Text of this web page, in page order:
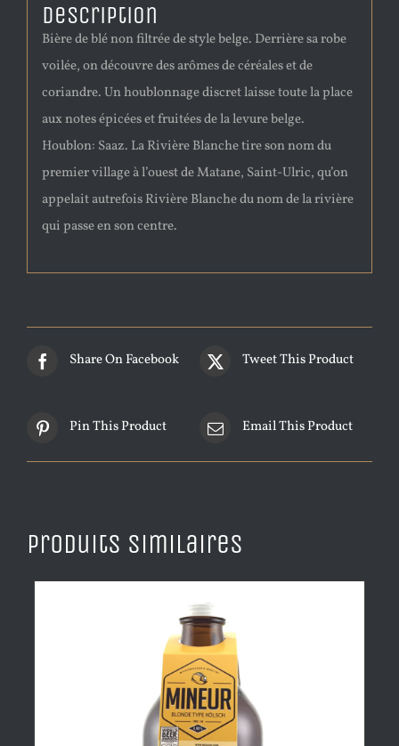
Description
Bière de blé non filtrée de style belge. Derrière sa robe
voilée, on découvre des arômes de céréales et de
coriandre. Un houblonnage discret laisse toute la place
aux notes épicées et fruitées de la levure belge.
Houblon: Saaz. La Rivière Blanche tire son nom du
premier village à l’ouest de Matane, Saint-Ulric, qu’on
appelait autrefois Rivière Blanche du nom de la rivière
qui passe en son centre.
Share On Facebook Tweet This Product
Pin This Product Email This Product
Produits similaires